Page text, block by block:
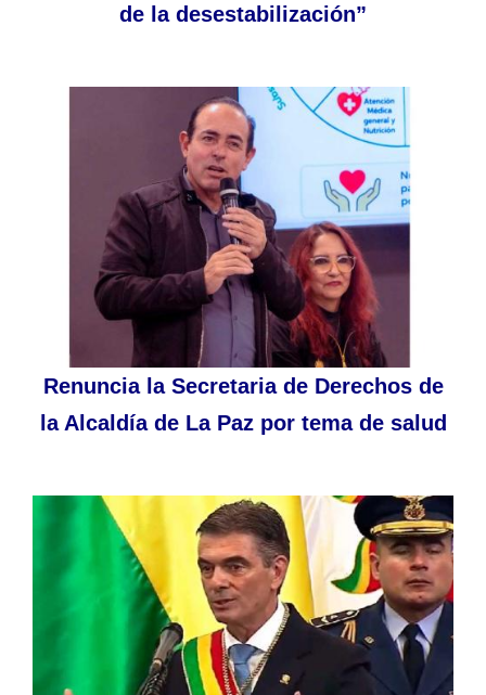
de la desestabilización”
Renuncia la Secretaria de Derechos de
la Alcaldía de La Paz por tema de salud